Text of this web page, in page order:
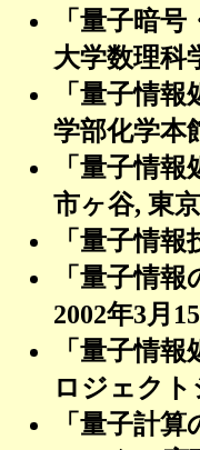
「量子暗
大学数理科
「量子情
学部化学本
「量子情
市ヶ谷, 東京
「量子情
「量子情
2002年3月 15
「量子情
ロジェク
「量子計